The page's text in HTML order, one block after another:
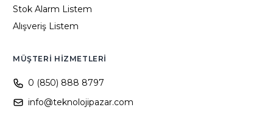
Stok Alarm Listem
Alışveriş Listem
MÜŞTERI HIZMETLERI
0 (850) 888 8797
info@teknolojipazar.com